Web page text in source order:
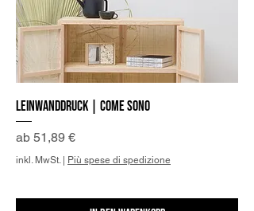
Leinwanddruck | Come sono
ab 51,89 €
Sale-Preis
inkl. MwSt.| Più spese di spedizione